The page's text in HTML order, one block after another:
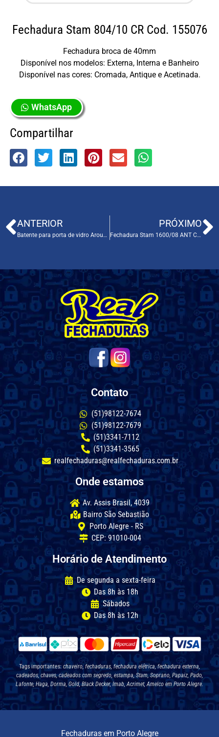
Fechadura Stam 804/10 CR Cod. 155076
Fechadura broca de 40mm
Disponível nos modelos: Externa, Interna e Banheiro
Disponível nas cores: Cromada, Antique e Acetinada.
WhatsApp
Compartilhar
ANTERIOR
Batente para porta de vidro Arouca Cod.010
PRÓXIMO
Fechadura Stam 1600/08 ANT Cod. 155048
Contato
(51)98122-7674
(51)98122-7679
(51)3341-7112
(51)3341-3565
realfechaduras@realfechaduras.com.br
Onde estamos
Av. Assis Brasil, 4039
Bairro São Sebastião
Porto Alegre - RS
CEP: 91010-004
Horário de Atendimento
De segunda a sexta-feira
Das 8h às 18h
Sábados
Das 8h às 12h
Tags importantes: chaveiro, fechaduras, fechadura elétrica, fechadura externa,
cadeados, chaves, cadeados com segredo, estampa, Stam, Soprano, Papaiz, Pado,
Lafonte, Haga, Dorma, Gold, Black Decker, Imab, Acrimet, Amelco em Porto Alegre.
Fechaduras em Porto Alegre